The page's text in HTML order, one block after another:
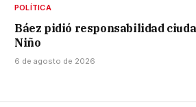
POLÍTICA
Báez pidió responsabilidad
Niño
6 de agosto de 2026